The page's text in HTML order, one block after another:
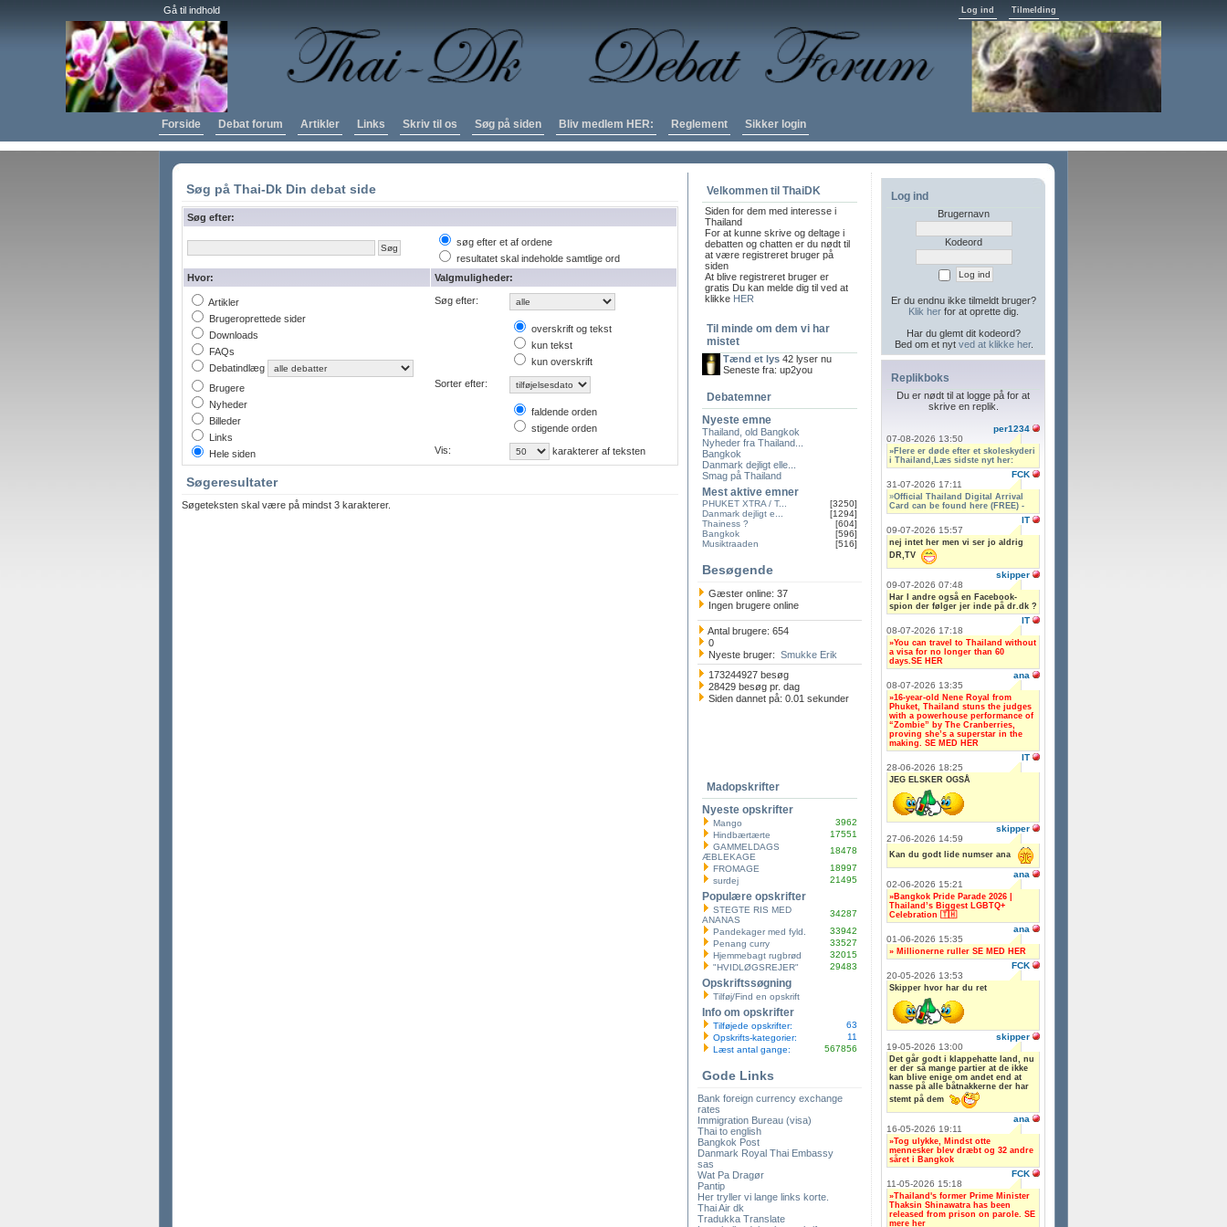
Gå til indhold Log ind Tilmelding
Forside Debat forum Artikler Links Skriv til os Søg på siden Bliv medlem HER: Reglement Sikker login
Søg på Thai-Dk Din debat side
Søg efter:
søg efter et af ordene
resultatet skal indeholde samtlige ord
Hvor:
Valgmuligheder:
Artikler
Brugeroprettede sider
Downloads
FAQs
Debatindlæg
Brugere
Nyheder
Billeder
Links
Hele siden
Søg efter:
overskrift og tekst
kun tekst
kun overskrift
Sorter efter:
faldende orden
stigende orden
Vis:
karakterer af teksten
Søgeresultater
Søgeteksten skal være på mindst 3 karakterer.
Velkommen til ThaiDK
Siden for dem med interesse i
Thailand
For at kunne skrive og deltage i
debatten og chatten er du nødt til
at være registreret bruger på
siden
At blive registreret bruger er
gratis Du kan melde dig til ved at
klikke HER
Til minde om dem vi har
mistet
Tænd et lys 42 lyser nu
Seneste fra: up2you
Debatemner
Nyeste emne
Thailand, old Bangkok
Nyheder fra Thailand...
Bangkok
Danmark dejligt elle...
Smag på Thailand
Mest aktive emner
PHUKET XTRA / T...
[3250]
Danmark dejligt e...
[1294]
Thainess ?
[604]
Bangkok
[596]
Musiktraaden
[516]
Besøgende
Gæster online: 37
Ingen brugere online
Antal brugere: 654
0
Nyeste bruger: Smukke Erik
173244927 besøg
28429 besøg pr. dag
Siden dannet på: 0.01 sekunder
Madopskrifter
Nyeste opskrifter
Mango
3962
Hindbærtærte
17551
GAMMELDAGS
ÆBLEKAGE
18478
FROMAGE
18997
surdej
21495
Populære opskrifter
STEGTE RIS MED
ANANAS
34287
Pandekager med fyld.
33942
Penang curry
33527
Hjemmebagt rugbrød
32015
"HVIDLØGSREJER"
29483
Opskriftssøgning
Tilføj/Find en opskrift
Info om opskrifter
Tilføjede opskrifter:
63
Opskrifts-kategorier:
11
Læst antal gange:
567856
Gode Links
Bank foreign currency exchange
rates
Immigration Bureau (visa)
Thai to english
Bangkok Post
Danmark Royal Thai Embassy
sas
Wat Pa Dragør
Pantip
Her tryller vi lange links korte.
Thai Air dk
Tradukka Translate
Log ind
Brugernavn
Kodeord
Er du endnu ikke tilmeldt bruger?
Klik her for at oprette dig.
Har du glemt dit kodeord?
Bed om et nyt ved at klikke her.
Replikboks
Du er nødt til at logge på for at
skrive en replik.
per1234
07-08-2026 13:50
»Flere er døde efter et skoleskyderi
i Thailand,Læs sidste nyt her:
FCK
31-07-2026 17:11
»Official Thailand Digital Arrival
Card can be found here (FREE) -
IT
09-07-2026 15:57
nej intet her men vi ser jo aldrig
DR,TV
skipper
09-07-2026 07:48
Har I andre også en Facebook-
spion der følger jer inde på dr.dk ?
IT
08-07-2026 17:18
»You can travel to Thailand without
a visa for no longer than 60
days.SE HER
ana
08-07-2026 13:35
»16-year-old Nene Royal from
Phuket, Thailand stuns the judges
with a powerhouse performance of
“Zombie” by The Cranberries,
proving she’s a superstar in the
making. SE MED HER
IT
28-06-2026 18:25
JEG ELSKER OGSÅ
skipper
27-06-2026 14:59
Kan du godt lide numser ana
ana
02-06-2026 15:21
»Bangkok Pride Parade 2026 |
Thailand’s Biggest LGBTQ+
Celebration 🇹🇭
ana
01-06-2026 15:35
» Millionerne ruller SE MED HER
FCK
20-05-2026 13:53
Skipper hvor har du ret
skipper
19-05-2026 13:00
Det går godt i klappehatte land, nu
er der så mange partier at de ikke
kan blive enige om andet end at
nasse på alle båtnakkerne der har
stemt på dem
ana
16-05-2026 19:11
»Tog ulykke, Mindst otte
mennesker blev dræbt og 32 andre
såret i Bangkok
FCK
11-05-2026 15:18
»Thailand's former Prime Minister
Thaksin Shinawatra has been
released from prison on parole. SE
mere her